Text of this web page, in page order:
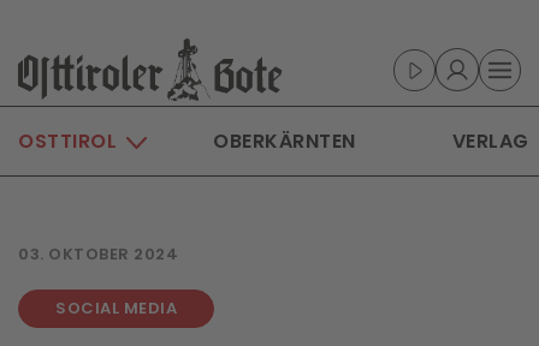
Skip to main content
OSTTIROL OBERKÄRNTEN VERLAG
03. OKTOBER 2024
SOCIAL MEDIA